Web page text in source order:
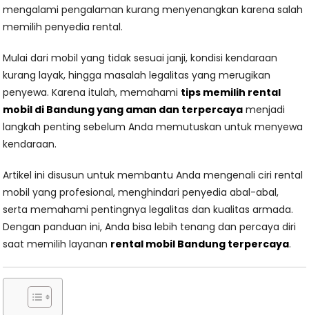
mengalami pengalaman kurang menyenangkan karena salah
memilih penyedia rental.
Mulai dari mobil yang tidak sesuai janji, kondisi kendaraan
kurang layak, hingga masalah legalitas yang merugikan
penyewa. Karena itulah, memahami tips memilih rental
mobil di Bandung yang aman dan terpercaya menjadi
langkah penting sebelum Anda memutuskan untuk menyewa
kendaraan.
Artikel ini disusun untuk membantu Anda mengenali ciri rental
mobil yang profesional, menghindari penyedia abal-abal,
serta memahami pentingnya legalitas dan kualitas armada.
Dengan panduan ini, Anda bisa lebih tenang dan percaya diri
saat memilih layanan rental mobil Bandung terpercaya.